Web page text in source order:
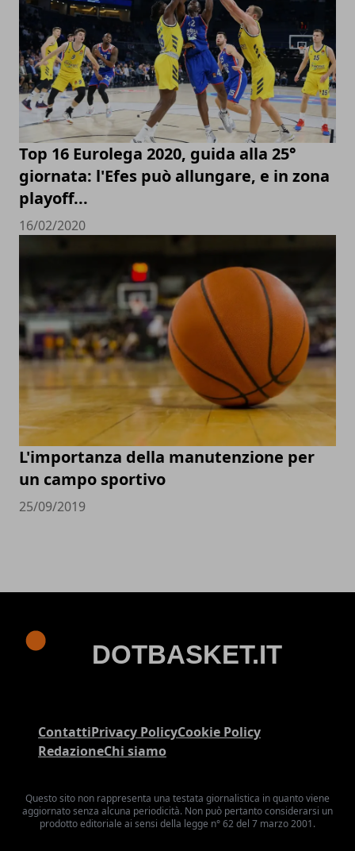
Top 16 Eurolega 2020, guida alla 25°
giornata: l'Efes può allungare, e in zona
playoff...
16/02/2020
L'importanza della manutenzione per
un campo sportivo
25/09/2019
ContattiPrivacy PolicyCookie Policy
RedazioneChi siamo
Questo sito non rappresenta una testata giornalistica in quanto viene
aggiornato senza alcuna periodicità. Non può pertanto considerarsi un
prodotto editoriale ai sensi della legge n° 62 del 7 marzo 2001.